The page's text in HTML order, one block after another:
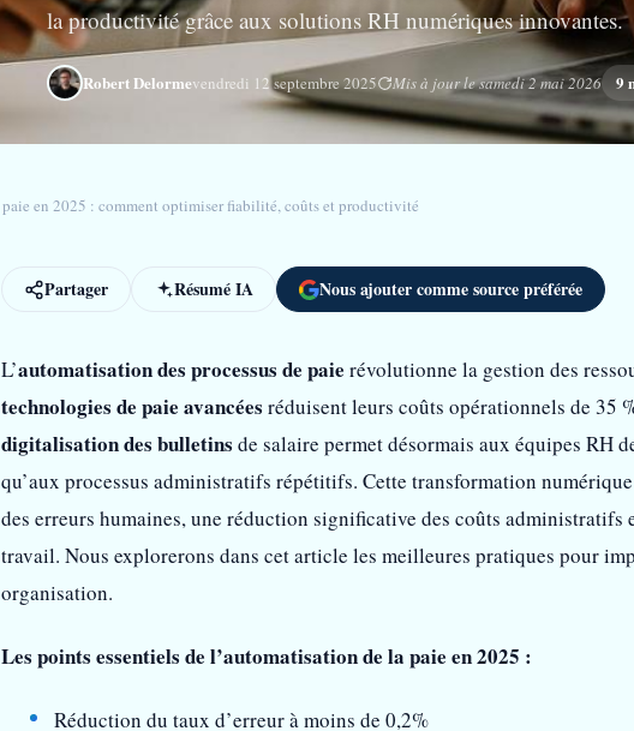
la productivité grâce aux solutions RH numériques innovantes.
Robert Delormevendredi 12 septembre 2025 Mis à jour le samedi 2 mai 2026 9
en 2025 : comment optimiser fiabilité, coûts et productivité
Partager Résumé IA Nous ajouter comme source préférée
L’automatisation des processus de paie révolutionne la gestion des
technologies de paie avancées réduisent leurs coûts opérationnels de 35
digitalisation des bulletins de salaire permet désormais aux équipes RH
qu’aux processus administratifs répétitifs. Cette transformation
des erreurs humaines, une réduction significative des coûts
travail. Nous explorerons dans cet article les meilleures pratiques pour
organisation.
Les points essentiels de l’automatisation de la paie en 2025 :
Réduction du taux d’erreur à moins de 0,2%